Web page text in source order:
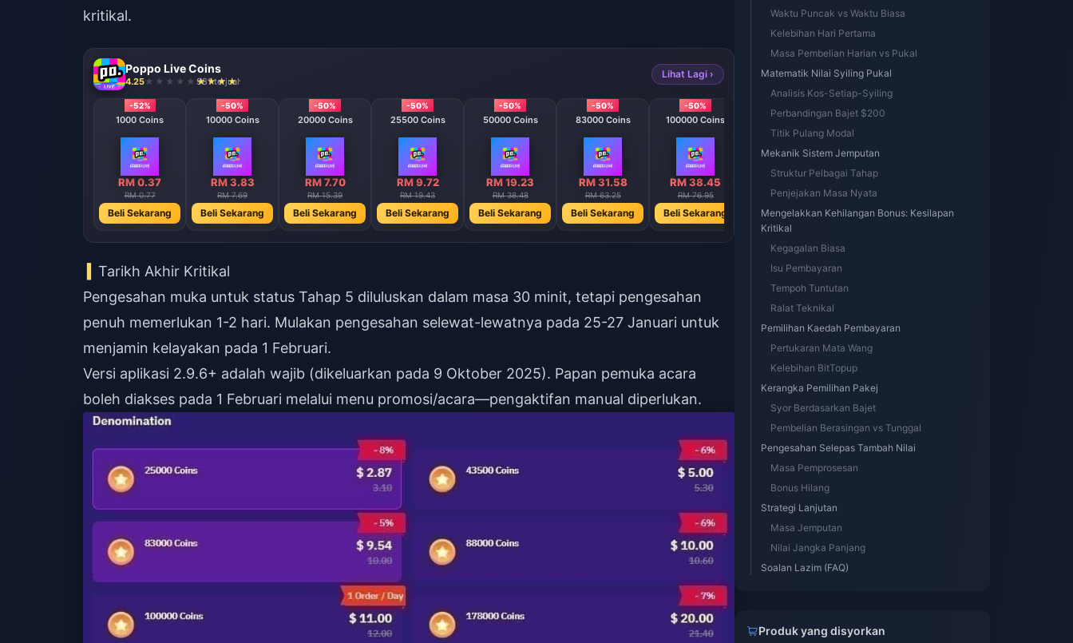
kritikal.
Poppo Live Coins
4.25 981 terjual
Lihat Lagi ›
-52%
1000 Coins
RM 0.37
RM 0.77
Beli Sekarang
-50%
10000 Coins
RM 3.83
RM 7.69
Beli Sekarang
-50%
20000 Coins
RM 7.70
RM 15.39
Beli Sekarang
-50%
25500 Coins
RM 9.72
RM 19.43
Beli Sekarang
-50%
50000 Coins
RM 19.23
RM 38.48
Beli Sekarang
-50%
83000 Coins
RM 31.58
RM 63.25
Beli Sekarang
-50%
100000 Coins
RM 38.45
RM 76.95
Beli Sekarang
252000 Coins
RM 192.04
Beli Sekarang
430000 Coins
RM 163.65
RM 327.68
Beli Sekarang Beli Sekarang
Tarikh Akhir Kritikal
Pengesahan muka untuk status Tahap 5 diluluskan dalam masa 30 minit, tetapi pengesahan
penuh memerlukan 1-2 hari. Mulakan pengesahan selewat-lewatnya pada 25-27 Januari untuk
menjamin kelayakan pada 1 Februari.
Versi aplikasi 2.9.6+ adalah wajib (dikeluarkan pada 9 Oktober 2025). Papan pemuka acara
boleh diakses pada 1 Februari melalui menu promosi/acara—pengaktifan manual diperlukan.
Waktu Puncak vs Waktu Biasa
Kelebihan Hari Pertama
Masa Pembelian Harian vs Pukal
Matematik Nilai Syiling Pukal
Analisis Kos-Setiap-Syiling
Perbandingan Bajet $200
Titik Pulang Modal
Mekanik Sistem Jemputan
Struktur Pelbagai Tahap
Penjejakan Masa Nyata
Mengelakkan Kehilangan Bonus: Kesilapan
Kritikal
Kegagalan Biasa
Isu Pembayaran
Tempoh Tuntutan
Ralat Teknikal
Pemilihan Kaedah Pembayaran
Pertukaran Mata Wang
Kelebihan BitTopup
Kerangka Pemilihan Pakej
Syor Berdasarkan Bajet
Pembelian Berasingan vs Tunggal
Pengesahan Selepas Tambah Nilai
Masa Pemprosesan
Bonus Hilang
Strategi Lanjutan
Masa Jemputan
Nilai Jangka Panjang
Soalan Lazim (FAQ)
Produk yang disyorkan